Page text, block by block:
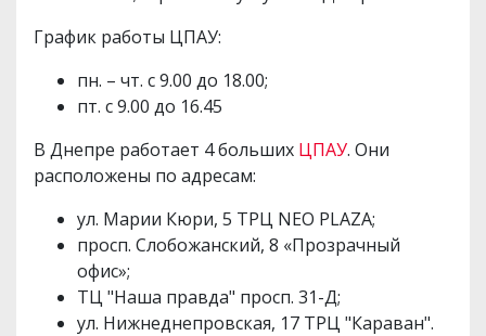
График работы ЦПАУ:
пн. – чт. с 9.00 до 18.00;
пт. с 9.00 до 16.45
В Днепре работает 4 больших ЦПАУ. Они
расположены по адресам:
ул. Марии Кюри, 5 ТРЦ NEO PLAZA;
просп. Слобожанский, 8 «Прозрачный
офис»;
ТЦ "Наша правда" просп. 31-Д;
ул. Нижнеднепровская, 17 ТРЦ "Караван".